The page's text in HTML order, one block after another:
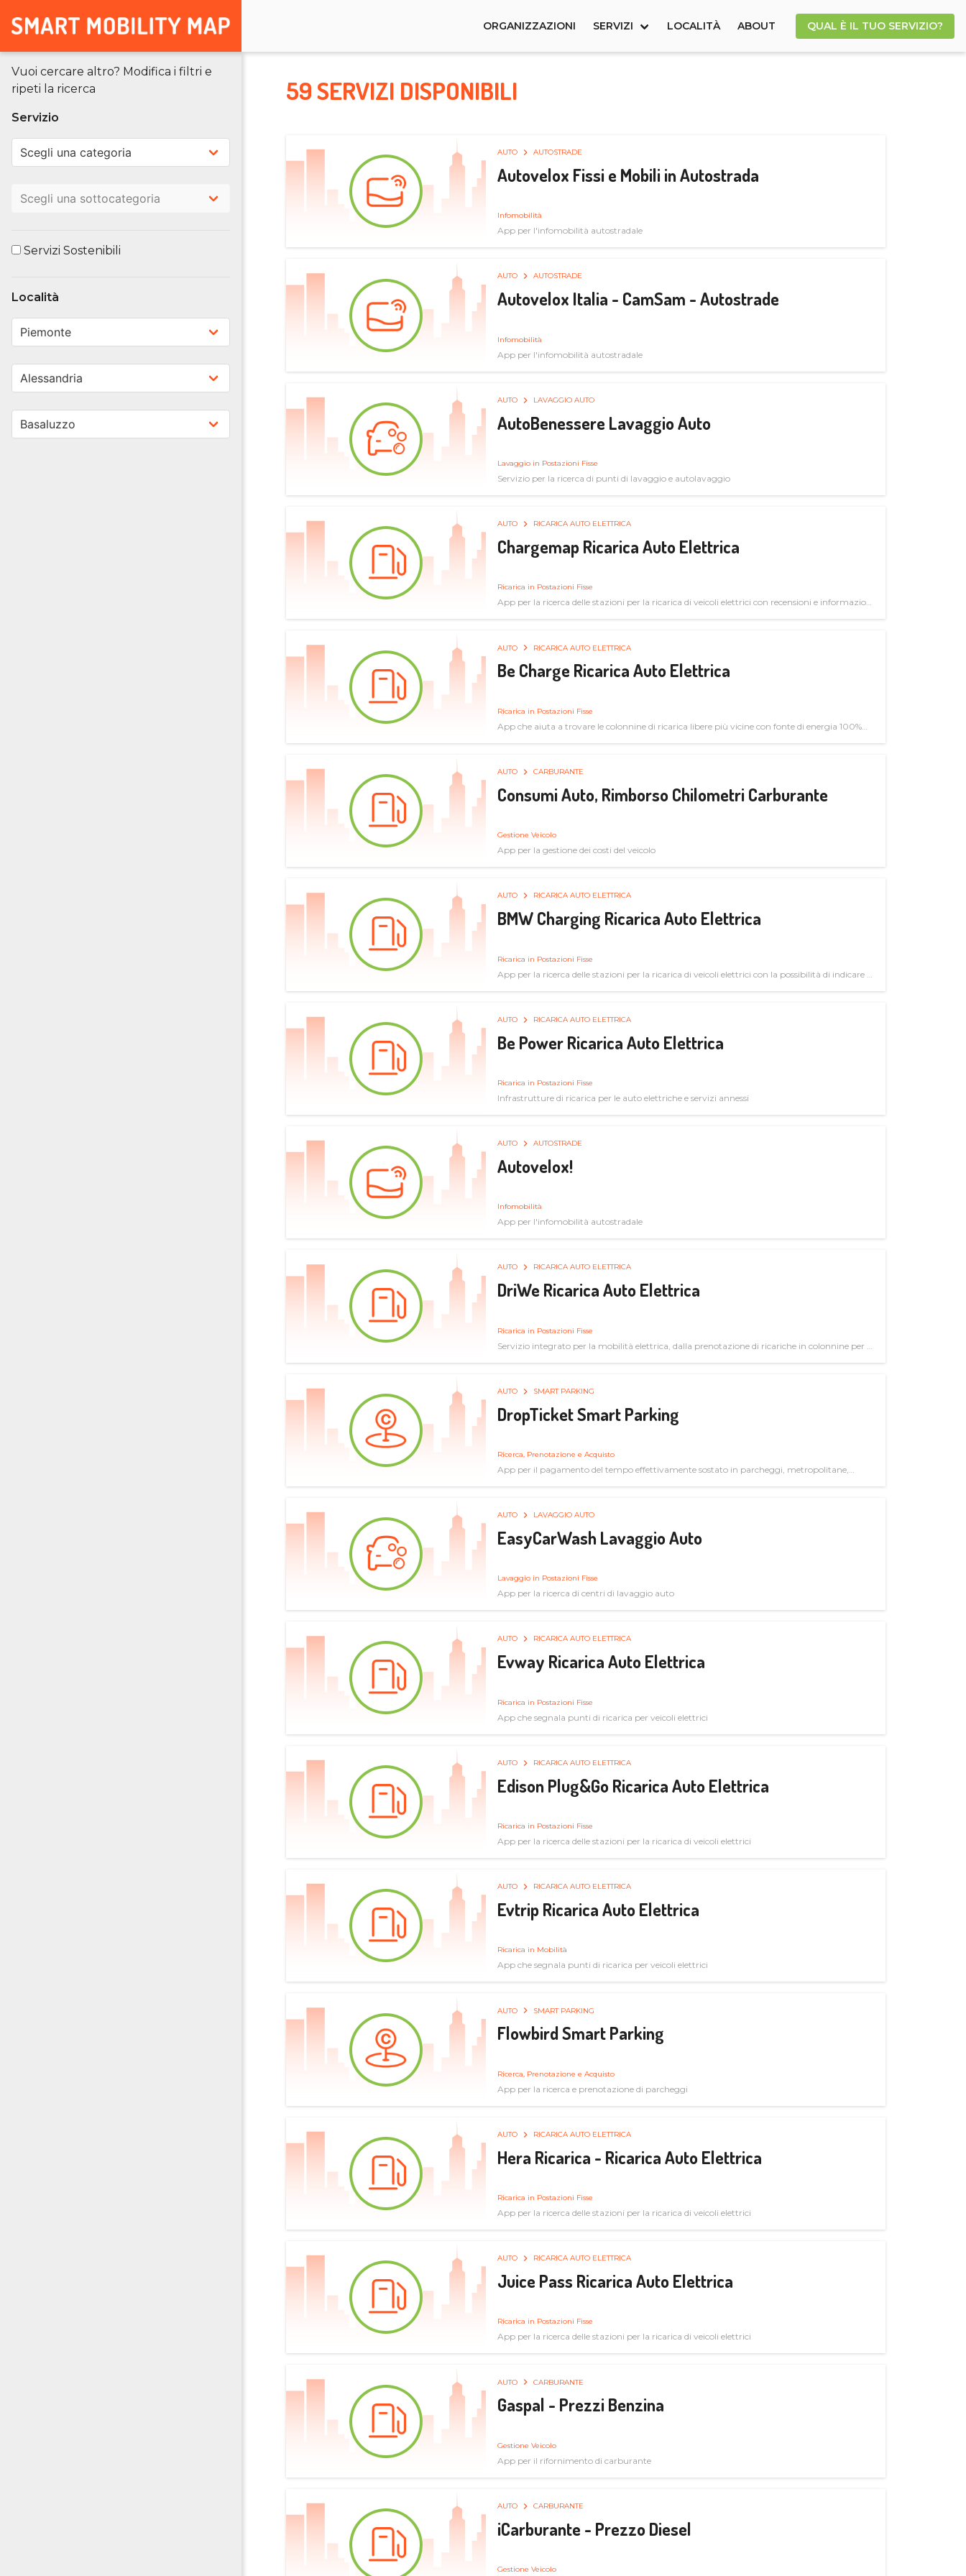
ORGANIZZAZIONI SERVIZI LOCALITÀ ABOUT QUAL È IL TUO SERVIZIO?
Vuoi cercare altro? Modifica i filtri e
ripeti la ricerca
Servizio
Servizi Sostenibili
Località
59 SERVIZI DISPONIBILI
AUTO AUTOSTRADE
Autovelox Fissi e Mobili in Autostrada
Infomobilità
App per l'infomobilità autostradale
AUTO AUTOSTRADE
Autovelox Italia - CamSam - Autostrade
Infomobilità
App per l'infomobilità autostradale
AUTO LAVAGGIO AUTO
AutoBenessere Lavaggio Auto
Lavaggio in Postazioni Fisse
Servizio per la ricerca di punti di lavaggio e autolavaggio
AUTO RICARICA AUTO ELETTRICA
Chargemap Ricarica Auto Elettrica
Ricarica in Postazioni Fisse
App per la ricerca delle stazioni per la ricarica di veicoli elettrici con recensioni e informazioni
AUTO RICARICA AUTO ELETTRICA
Be Charge Ricarica Auto Elettrica
Ricarica in Postazioni Fisse
App che aiuta a trovare le colonnine di ricarica libere più vicine con fonte di energia 100%
AUTO CARBURANTE
Consumi Auto, Rimborso Chilometri Carburante
Gestione Veicolo
App per la gestione dei costi del veicolo
AUTO RICARICA AUTO ELETTRICA
BMW Charging Ricarica Auto Elettrica
Ricarica in Postazioni Fisse
App per la ricerca delle stazioni per la ricarica di veicoli elettrici con la possibilità di indicare le
AUTO RICARICA AUTO ELETTRICA
Be Power Ricarica Auto Elettrica
Ricarica in Postazioni Fisse
Infrastrutture di ricarica per le auto elettriche e servizi annessi
AUTO AUTOSTRADE
Autovelox!
Infomobilità
App per l'infomobilità autostradale
AUTO RICARICA AUTO ELETTRICA
DriWe Ricarica Auto Elettrica
Ricarica in Postazioni Fisse
Servizio integrato per la mobilità elettrica, dalla prenotazione di ricariche in colonnine per il
AUTO SMART PARKING
DropTicket Smart Parking
Ricerca, Prenotazione e Acquisto
App per il pagamento del tempo effettivamente sostato in parcheggi, metropolitane,
AUTO LAVAGGIO AUTO
EasyCarWash Lavaggio Auto
Lavaggio in Postazioni Fisse
App per la ricerca di centri di lavaggio auto
AUTO RICARICA AUTO ELETTRICA
Evway Ricarica Auto Elettrica
Ricarica in Postazioni Fisse
App che segnala punti di ricarica per veicoli elettrici
AUTO RICARICA AUTO ELETTRICA
Edison Plug&Go Ricarica Auto Elettrica
Ricarica in Postazioni Fisse
App per la ricerca delle stazioni per la ricarica di veicoli elettrici
AUTO RICARICA AUTO ELETTRICA
Evtrip Ricarica Auto Elettrica
Ricarica in Mobilità
App che segnala punti di ricarica per veicoli elettrici
AUTO SMART PARKING
Flowbird Smart Parking
Ricerca, Prenotazione e Acquisto
App per la ricerca e prenotazione di parcheggi
AUTO RICARICA AUTO ELETTRICA
Hera Ricarica - Ricarica Auto Elettrica
Ricarica in Postazioni Fisse
App per la ricerca delle stazioni per la ricarica di veicoli elettrici
AUTO RICARICA AUTO ELETTRICA
Juice Pass Ricarica Auto Elettrica
Ricarica in Postazioni Fisse
App per la ricerca delle stazioni per la ricarica di veicoli elettrici
AUTO CARBURANTE
Gaspal - Prezzi Benzina
Gestione Veicolo
App per il rifornimento di carburante
AUTO CARBURANTE
iCarburante - Prezzo Diesel
Gestione Veicolo